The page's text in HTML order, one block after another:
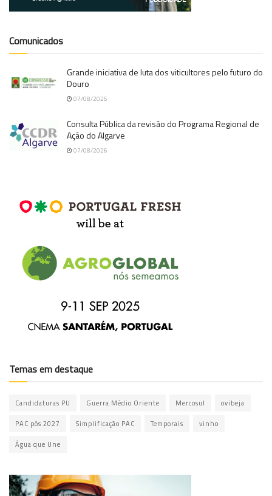
Comunicados
Grande iniciativa de luta dos viticultores pelo futuro do
Douro
07/08/2026
Consulta Pública da revisão do Programa Regional de
Ação do Algarve
07/08/2026
Temas em destaque
Candidaturas PU Guerra Médio Oriente Mercosul ovibeja
PAC pós 2027 Simplificação PAC Temporais vinho
Água que Une